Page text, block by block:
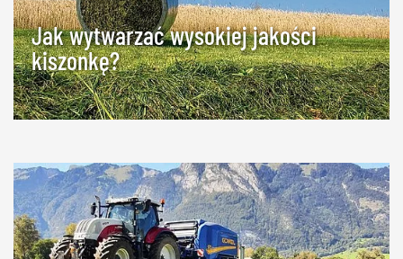
Jak wytwarzać wysokiej jakości
kiszonkę?